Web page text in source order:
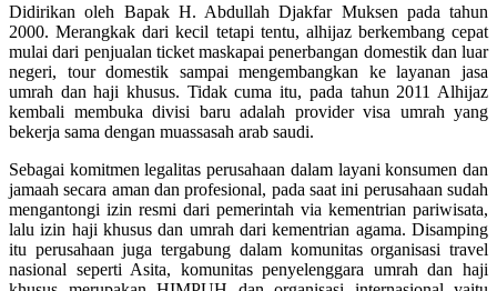
Didirikan oleh Bapak H. Abdullah Djakfar Muksen pada tahun
2000. Merangkak dari kecil tetapi tentu, alhijaz berkembang cepat
mulai dari penjualan ticket maskapai penerbangan domestik dan luar
negeri, tour domestik sampai mengembangkan ke layanan jasa
umrah dan haji khusus. Tidak cuma itu, pada tahun 2011 Alhijaz
kembali membuka divisi baru adalah provider visa umrah yang
bekerja sama dengan muassasah arab saudi.
Sebagai komitmen legalitas perusahaan dalam layani konsumen dan
jamaah secara aman dan profesional, pada saat ini perusahaan sudah
mengantongi izin resmi dari pemerintah via kementrian pariwisata,
lalu izin haji khusus dan umrah dari kementrian agama. Disamping
itu perusahaan juga tergabung dalam komunitas organisasi travel
nasional seperti Asita, komunitas penyelenggara umrah dan haji